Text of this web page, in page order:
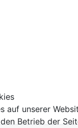
Einladung des
auf unserer
Betrieb der